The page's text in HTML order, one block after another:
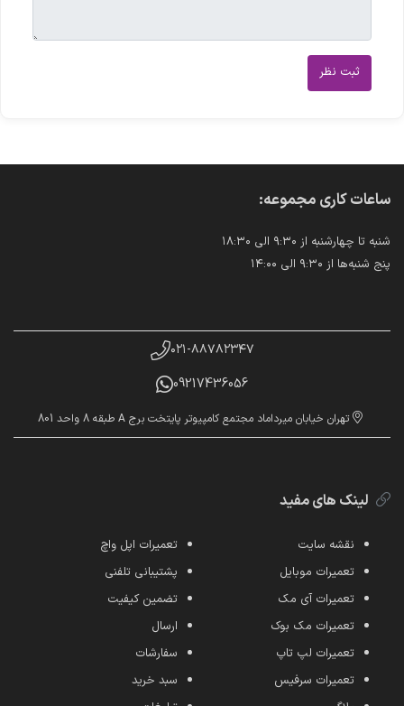
ثبت نظر
ساعات کاری مجموعه:
شنبه تا چهارشنبه از ۹:۳۰ الی ۱۸:۳۰
پنج شنبه‌ها از ۹:۳۰ الی ۱۴:۰۰
۰۲۱-۸۸۷۸۲۳۴۷
09217436056
تهران خیابان میرداماد مجتمع کامپیوتر پایتخت برج A طبقه 8 واحد 801
لینک های مفید
نقشه سایت
تعمیرات موبایل
تعمیرات آی مک
تعمیرات مک بوک
تعمیرات لپ تاپ
تعمیرات سرفیس
تعمیرات اپل واچ
پشتیبانی تلفنی
تضمین کیفیت
ارسال
سفارشات
سبد خرید